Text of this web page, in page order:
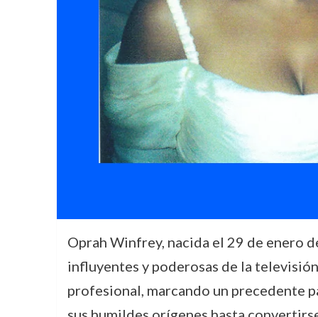
Oprah Winfrey, nacida el 29 de enero
influyentes y poderosas de la
profesional, marcando un precedente